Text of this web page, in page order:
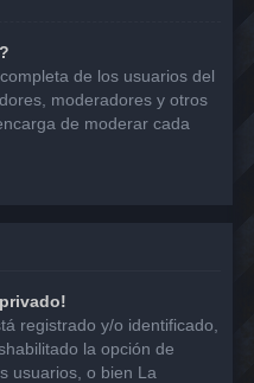
de los usuarios del
moderadores y otros
de moderar cada
registrado y/o identificado,
la opción de
usuarios, o bien La